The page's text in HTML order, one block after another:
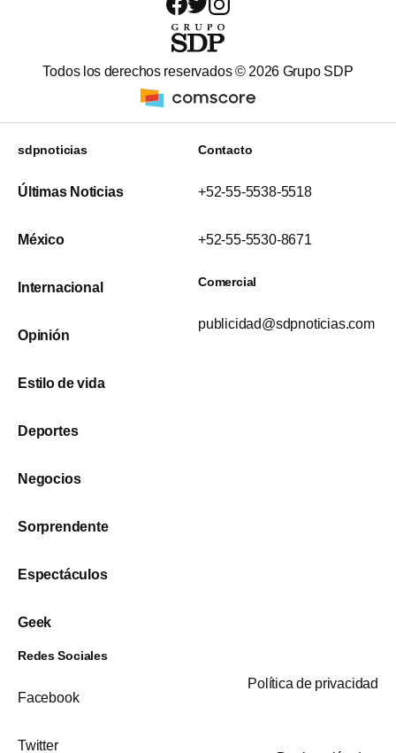
Todos los derechos reservados © 2026 Grupo SDP
sdpnoticias
Últimas Noticias
México
Internacional
Opinión
Estilo de vida
Deportes
Negocios
Sorprendente
Espectáculos
Geek
Contacto
+52-55-5538-5518
+52-55-5530-8671
Comercial
publicidad@sdpnoticias.com
Redes Sociales
Facebook
Twitter
Política de privacidad